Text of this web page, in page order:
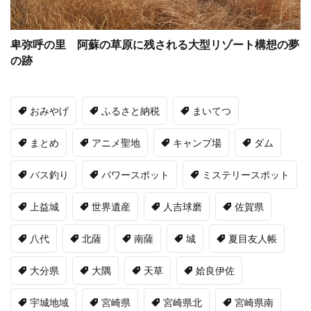
卑弥呼の里 阿蘇の草原に残される大型リゾート構想の夢
の跡
おみやげ ふるさと納税 まいてつ
まとめ アニメ聖地 キャンプ場 ダム
バス釣り パワースポット ミステリースポット
上益城 世界遺産 人吉球磨 佐賀県
八代 北薩 南薩 城 夏目友人帳
大分県 大隅 天草 姶良伊佐
宇城地域 宮崎県 宮崎県北 宮崎県南